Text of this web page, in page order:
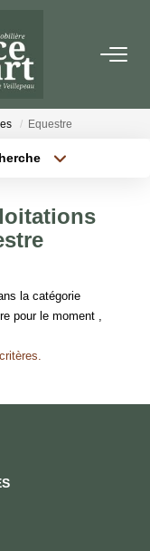
Equestre
la catégorie
pour le moment ,